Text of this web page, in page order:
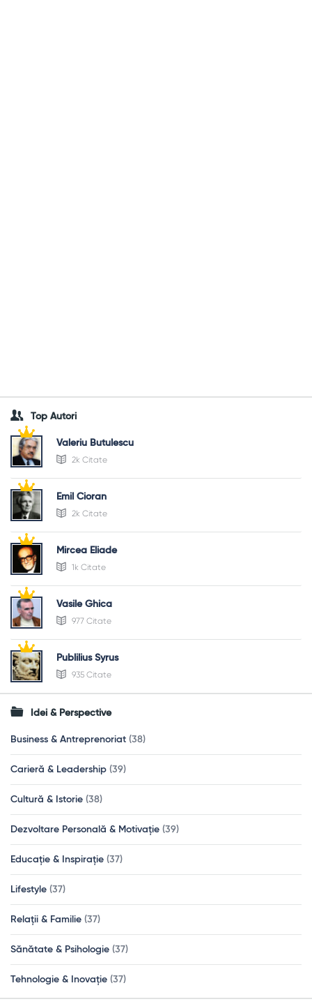
Top Autori
Valeriu Butulescu
2k Citate
Emil Cioran
2k Citate
Mircea Eliade
1k Citate
Vasile Ghica
977 Citate
Publilius Syrus
935 Citate
Idei & Perspective
Business & Antreprenoriat (38)
Carieră & Leadership (39)
Cultură & Istorie (38)
Dezvoltare Personală & Motivație (39)
Educație & Inspirație (37)
Lifestyle (37)
Relații & Familie (37)
Sănătate & Psihologie (37)
Tehnologie & Inovație (37)